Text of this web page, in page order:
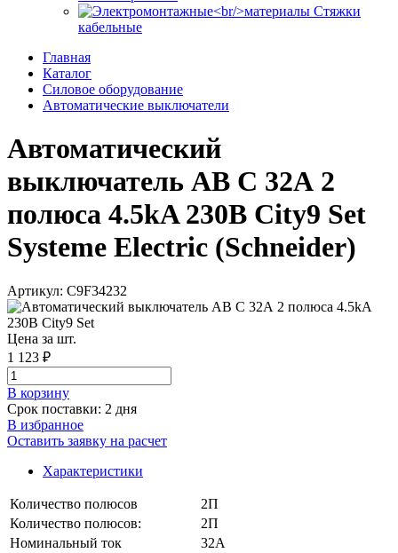
Стяжки
кабельные
Главная
Каталог
Силовое оборудование
Автоматические выключатели
Автоматический
выключатель АВ C 32А 2
полюса 4.5kA 230В City9 Set
Systeme Electric (Schneider)
Артикул: C9F34232
Цена за шт.
1 123 ₽
В корзинy
Срок поставки: 2 дня
В избранное
Оставить заявку на расчет
Характеристики
Количество полюсов
2П
Количество полюсов:
2П
Номинальный ток
32А